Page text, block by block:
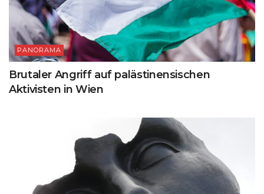
PANORAMA
Brutaler Angriff auf palästinensischen
Aktivisten in Wien